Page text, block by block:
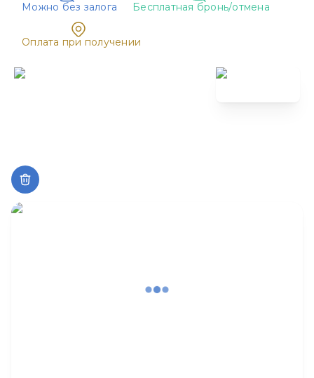
Можно без залога Бесплатная бронь/отмена
Oплата при получении